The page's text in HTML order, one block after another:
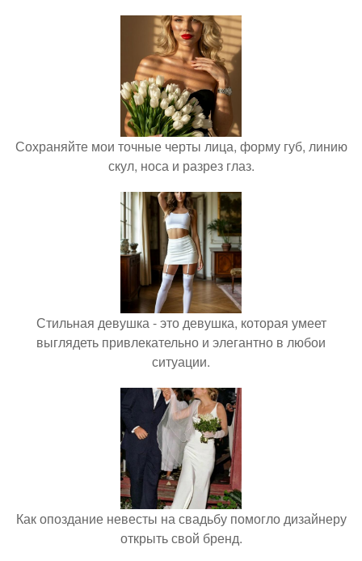
Сохраняйте мои точные черты лица, форму губ, линию
скул, носа и разрез глаз.
Стильная девушка - это девушка, которая умеет
выглядеть привлекательно и элегантно в любои
ситуации.
Как опоздание невесты на свадьбу помогло дизайнеру
открыть свой бренд.